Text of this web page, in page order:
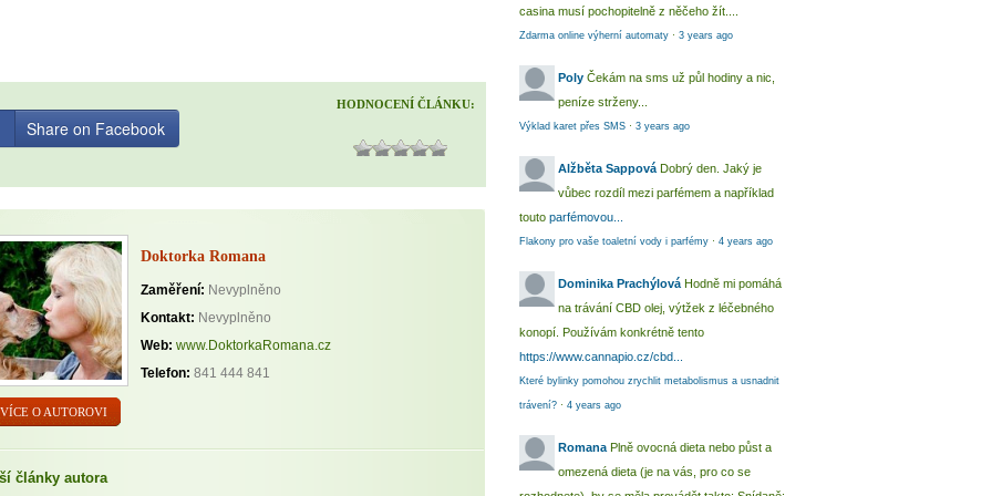
HODNOCENÍ ČLÁNKU:
Share on Facebook
VÍCE O AUTOROVI
Doktorka Romana
Zaměření: Nevyplněno
Kontakt: Nevyplněno
Web: www.DoktorkaRomana.cz
Telefon: 841 444 841
články autora
casina musí pochopitelně z něčeho žít....
Zdarma online výherní automaty · 3 years ago
Poly Čekám na sms už půl hodiny a nic,
peníze strženy...
Výklad karet přes SMS · 3 years ago
Alžběta Sappová Dobrý den. Jaký je
vůbec rozdíl mezi parfémem a například
touto parfémovou...
Flakony pro vaše toaletní vody i parfémy · 4 years ago
Dominika Prachýlová Hodně mi pomáhá
na trávání CBD olej, výtžek z léčebného
konopí. Používám konkrétně tento
https://www.cannapio.cz/cbd...
Které bylinky pomohou zrychlit metabolismus a usnadnit
trávení? · 4 years ago
Romana Plně ovocná dieta nebo půst a
omezená dieta (je na vás, pro co se